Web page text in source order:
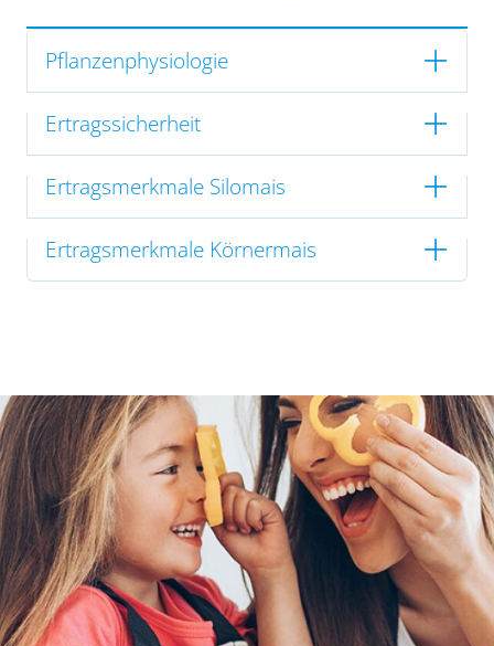
Pflanzenphysiologie
Ertragssicherheit
Ertragsmerkmale Silomais
Ertragsmerkmale Körnermais